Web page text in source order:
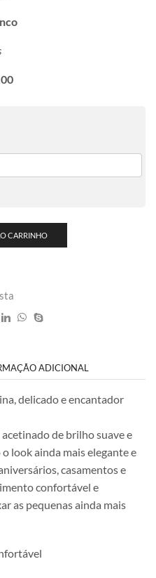
CARRINHO
ADICIONAL
delicado e encantador
de brilho suave e
look ainda mais elegante e
casamentos e
confortável e
as pequenas ainda mais